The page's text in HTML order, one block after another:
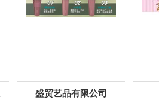
盛贸艺品有限公司